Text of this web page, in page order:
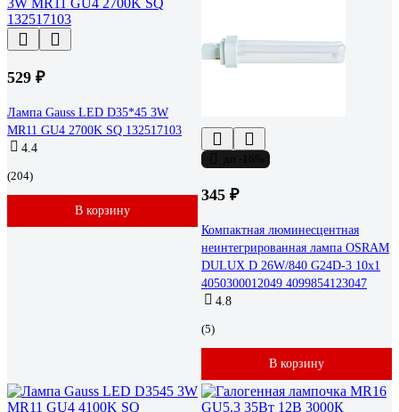
529 ₽
Лампа Gauss LED D35*45 3W
MR11 GU4 2700K SQ 132517103
4.4
(204)
В корзину
345 ₽
Компактная люминесцентная
неинтегрированная лампа OSRAM
DULUX D 26W/840 G24D-3 10x1
4050300012049 4099854123047
4.8
(5)
В корзину